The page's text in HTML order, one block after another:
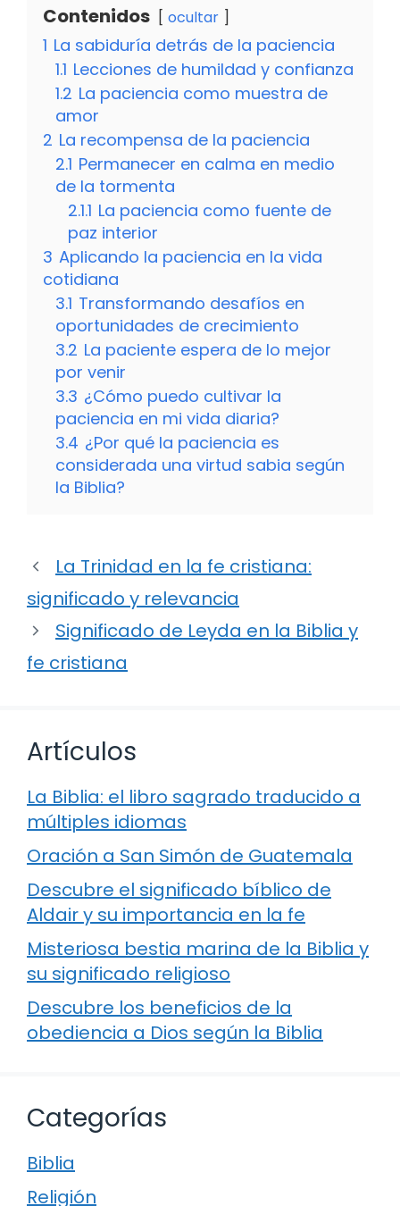
Contenidos ocultar
1 La sabiduría detrás de la paciencia
1.1 Lecciones de humildad y confianza
1.2 La paciencia como muestra de
amor
2 La recompensa de la paciencia
2.1 Permanecer en calma en medio
de la tormenta
2.1.1 La paciencia como fuente de
paz interior
3 Aplicando la paciencia en la vida
cotidiana
3.1 Transformando desafíos en
oportunidades de crecimiento
3.2 La paciente espera de lo mejor
por venir
3.3 ¿Cómo puedo cultivar la
paciencia en mi vida diaria?
3.4 ¿Por qué la paciencia es
considerada una virtud sabia según
la Biblia?
La Trinidad en la fe cristiana:
significado y relevancia
Significado de Leyda en la Biblia y
fe cristiana
Artículos
La Biblia: el libro sagrado traducido a
múltiples idiomas
Oración a San Simón de Guatemala
Descubre el significado bíblico de
Aldair y su importancia en la fe
Misteriosa bestia marina de la Biblia y
su significado religioso
Descubre los beneficios de la
obediencia a Dios según la Biblia
Categorías
Biblia
Religión